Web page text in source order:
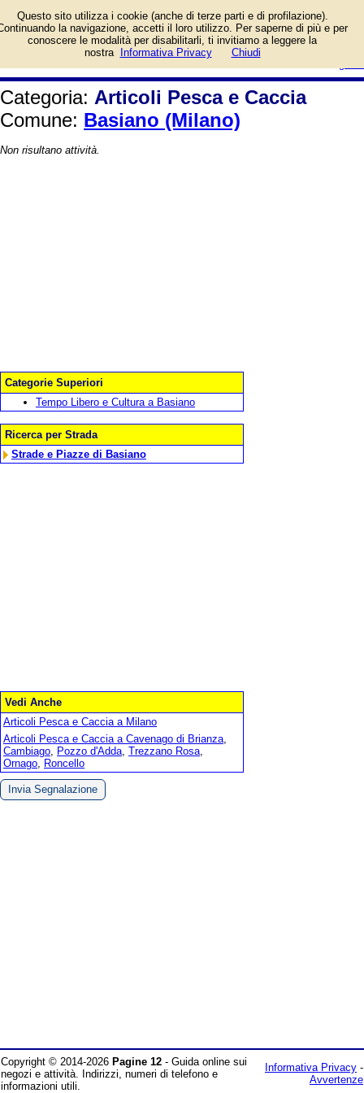
(Milano).
Categoria: Articoli Pesca e Caccia
Comune: Basiano (Milano)
Non risultano attività.
Categorie Superiori
Tempo Libero e Cultura a Basiano
Ricerca per Strada
Strade e Piazze di Basiano
Vedi Anche
Articoli Pesca e Caccia a Milano
Articoli Pesca e Caccia a Cavenago di Brianza,
Cambiago, Pozzo d'Adda, Trezzano Rosa,
Ornago, Roncello
Invia Segnalazione
Copyright © 2014-2026 Pagine 12 - Guida online sui
negozi e attività. Indirizzi, numeri di telefono e
informazioni utili.
Informativa Privacy -
Avvertenze
Questo sito utilizza i cookie (anche di terze parti e di profilazione).
la navigazione, accetti il loro utilizzo. Per saperne di più e per
conoscere le modalità per disabilitarli, ti invitiamo a leggere la
nostra
Informativa Privacy Chiudi